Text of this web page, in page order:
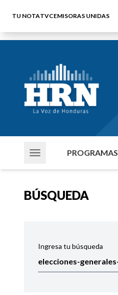
TU NOTATVCEMISORAS UNIDAS
PROGRAMAS
BÚSQUEDA
Ingresa tu búsqueda